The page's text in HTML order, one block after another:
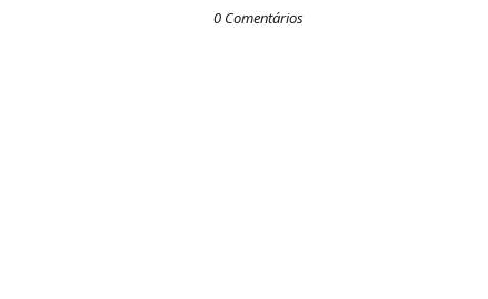
0 Comentários